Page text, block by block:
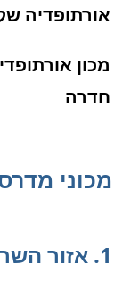
אורתופדיה
מכון אורתופדי
חדרה
מכוני
1. אזור השרון